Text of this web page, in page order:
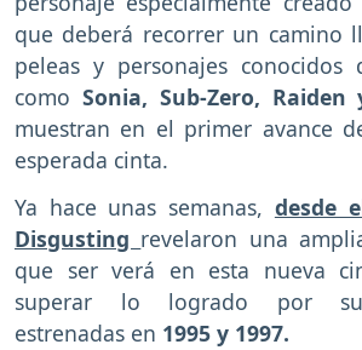
que deberá recorrer un camino
peleas y personajes conocidos
como Sonia, Sub-Zero, Raiden
muestran en el primer avance
esperada cinta.
Ya hace unas semanas, desde
Disgusting revelaron una
que ser verá en esta nueva
superar lo logrado por sus
estrenadas en 1995 y 1997.